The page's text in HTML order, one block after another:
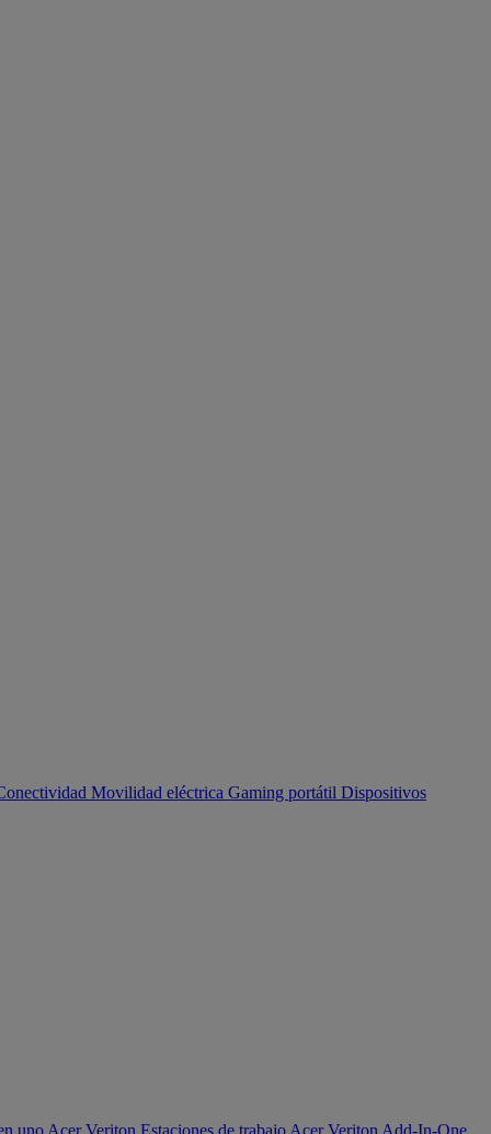
Movilidad eléctrica Gaming portátil Dispositivos
uno Acer Veriton Estaciones de trabajo Acer Veriton Add-In-One